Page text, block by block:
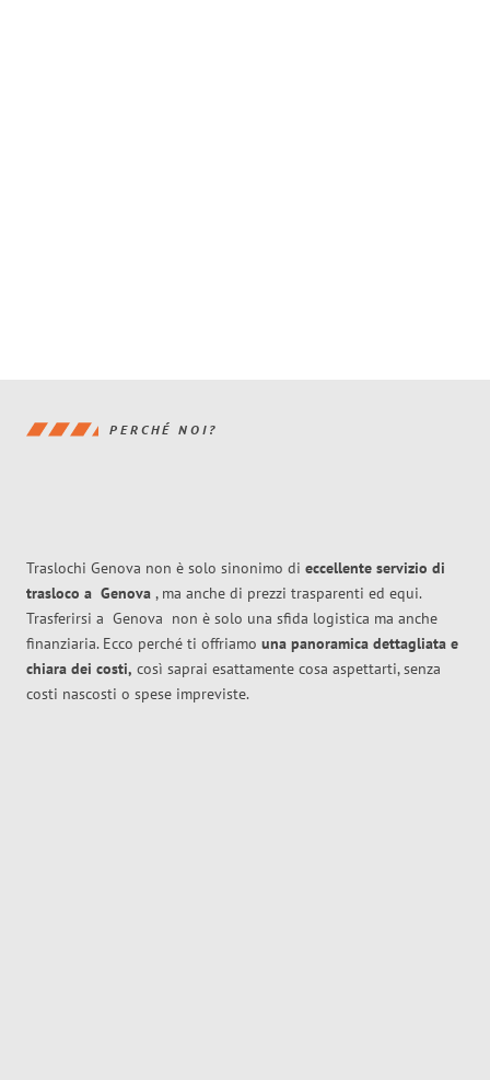
PERCHÉ NOI?
Traslochi Genova non è solo sinonimo di eccellente servizio di
trasloco a Genova , ma anche di prezzi trasparenti ed equi.
Trasferirsi a Genova non è solo una sfida logistica ma anche
finanziaria. Ecco perché ti offriamo una panoramica dettagliata e
chiara dei costi, così saprai esattamente cosa aspettarti, senza
costi nascosti o spese impreviste.